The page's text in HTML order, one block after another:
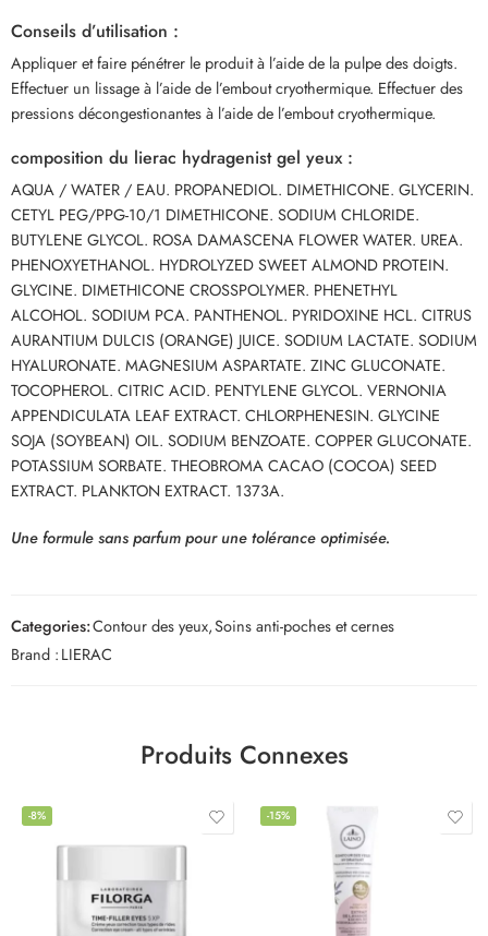
Conseils d’utilisation :
Appliquer et faire pénétrer le produit à l’aide de la pulpe des doigts.
Effectuer un lissage à l’aide de l’embout cryothermique. Effectuer des
pressions décongestionantes à l’aide de l’embout cryothermique.
composition du lierac hydragenist gel yeux :
AQUA / WATER / EAU. PROPANEDIOL. DIMETHICONE. GLYCERIN.
CETYL PEG/PPG-10/1 DIMETHICONE. SODIUM CHLORIDE.
BUTYLENE GLYCOL. ROSA DAMASCENA FLOWER WATER. UREA.
PHENOXYETHANOL. HYDROLYZED SWEET ALMOND PROTEIN.
GLYCINE. DIMETHICONE CROSSPOLYMER. PHENETHYL
ALCOHOL. SODIUM PCA. PANTHENOL. PYRIDOXINE HCL. CITRUS
AURANTIUM DULCIS (ORANGE) JUICE. SODIUM LACTATE. SODIUM
HYALURONATE. MAGNESIUM ASPARTATE. ZINC GLUCONATE.
TOCOPHEROL. CITRIC ACID. PENTYLENE GLYCOL. VERNONIA
APPENDICULATA LEAF EXTRACT. CHLORPHENESIN. GLYCINE
SOJA (SOYBEAN) OIL. SODIUM BENZOATE. COPPER GLUCONATE.
POTASSIUM SORBATE. THEOBROMA CACAO (COCOA) SEED
EXTRACT. PLANKTON EXTRACT. 1373A.
Une formule sans parfum pour une tolérance optimisée.
Categories:Contour des yeux,Soins anti-poches et cernes
Brand :LIERAC
Produits Connexes
-8% -15%